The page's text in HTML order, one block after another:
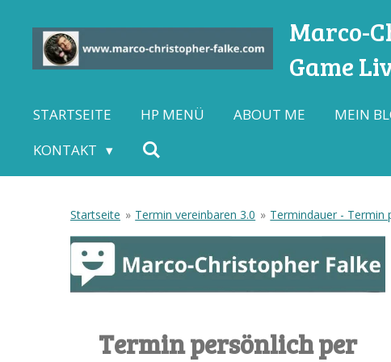
Hauptinhalt
springen
Marco-
Game
STARTSEITE HP MENÜ ABOUT ME MEIN
KONTAKT
Startseite » Termin vereinbaren 3.0 » Termindauer - Termin
Termin persönlich per